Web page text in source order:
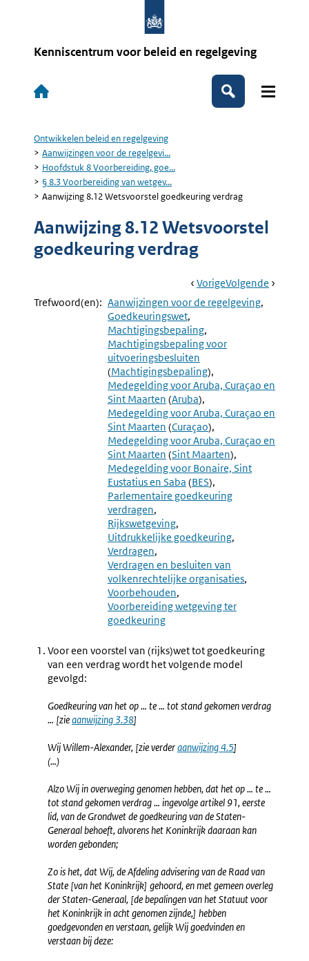
Kenniscentrum voor beleid en regelgeving
Hoofdnavigatie
Zoeken
Kruimelpad
Ontwikkelen beleid en regelgeving
Aanwijzingen voor de regelgevi...
Hoofdstuk 8 Voorbereiding, goe...
§ 8.3 Voorbereiding van wetgev...
Aanwijzing 8.12 Wetsvoorstel goedkeuring verdrag
Aanwijzing 8.12 Wetsvoorstel
goedkeuring verdrag
Book
Navigation
Ga
Naar
VorigePagina:
Aanwijzing
8.11
Ga
Naar
Volgende Pagina:
Trefwoord(en): Aanwijzingen voor de regelgeving
Goedkeuringswet
Machtigingsbepaling
Machtigingsbepaling voor
uitvoeringsbesluiten
(Machtigingsbepaling)
Medegelding voor Aruba, Curaçao en
Sint Maarten (Aruba)
Medegelding voor Aruba, Curaçao en
Sint Maarten (Curaçao)
Medegelding voor Aruba, Curaçao en
Sint Maarten (Sint Maarten)
Medegelding voor Bonaire, Sint
Eustatius en Saba (BES)
Parlementaire goedkeuring
verdragen
Rijkswetgeving
Uitdrukkelijke goedkeuring
Verdragen
Verdragen en besluiten van
volkenrechtelijke organisaties
Voorbehouden
Voorbereiding wetgeving ter
goedkeuring
Voor een voorstel van (rijks)wet tot goedkeuring
van een verdrag wordt het volgende model
gevolgd:
Goedkeuring van het op … te … tot stand gekomen verdrag
… [zieaanwijzing 3.38]
Wij Willem-Alexander, [zie verderaanwijzing 4.5]
(…)
Alzo Wij in overweging genomen hebben, dat het op … te …
tot stand gekomen verdrag … ingevolge artikel 91, eerste
lid, van de Grondwet de goedkeuring van de Staten-
Generaal behoeft, alvorens het Koninkrijk daaraan kan
worden gebonden;
Zo is het, dat Wij, de Afdeling advisering van de Raad van
State [van het Koninkrijk] gehoord, en met gemeen overleg
der Staten-Generaal, [de bepalingen van het Statuut voor
het Koninkrijk in acht genomen zijnde,] hebben
goedgevonden en verstaan, gelijk Wij goedvinden en
verstaan bij deze: